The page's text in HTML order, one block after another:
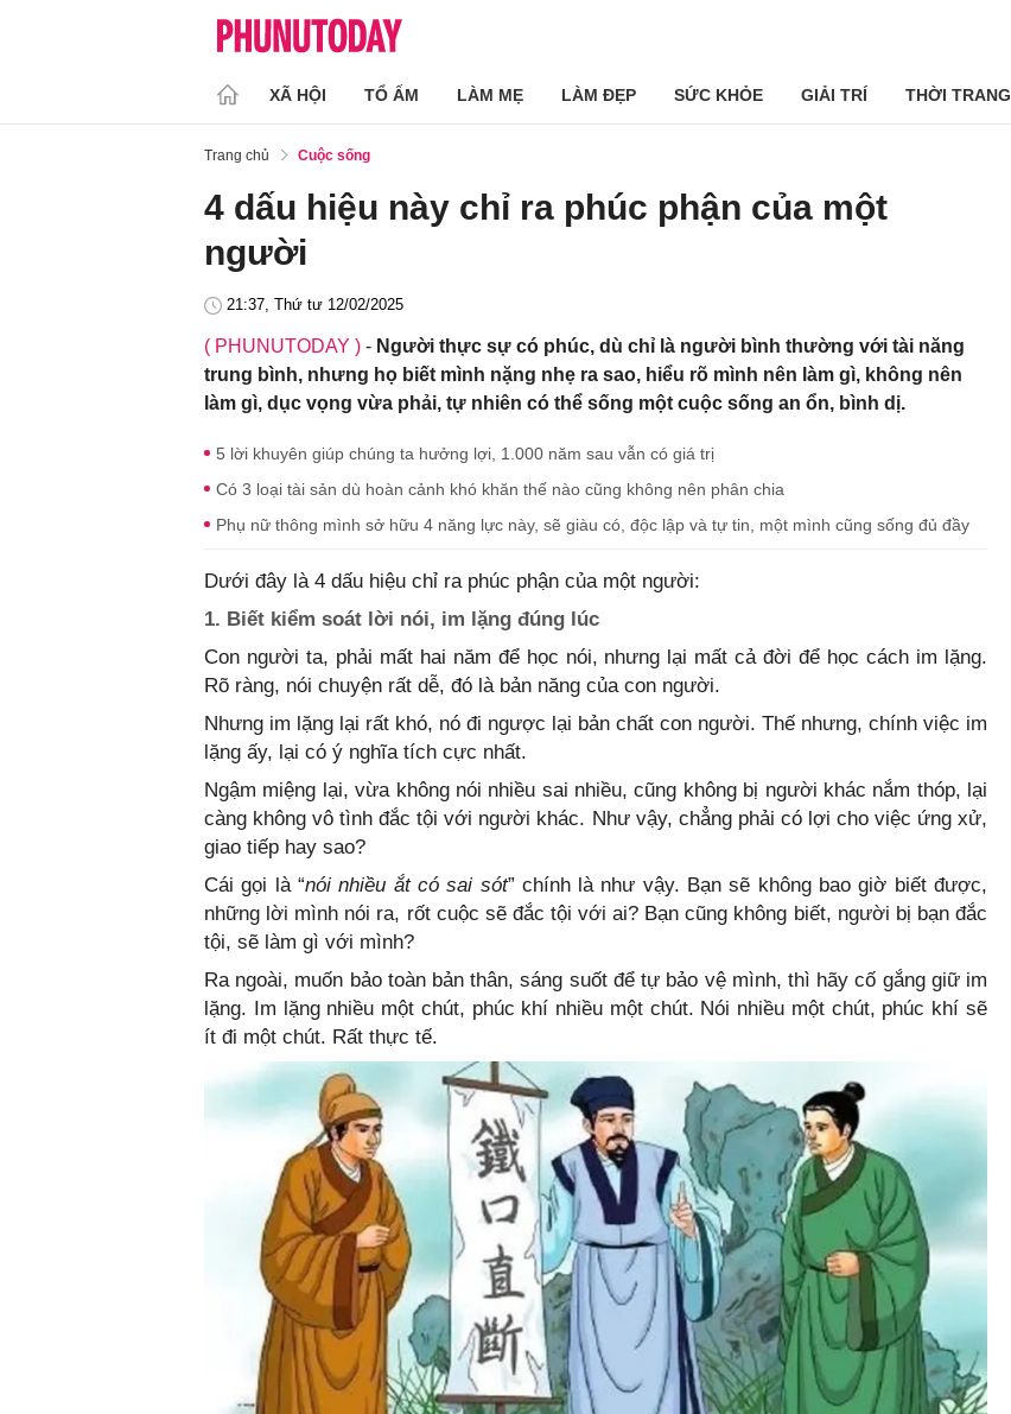
XÃ HỘI TỔ ẤM LÀM MẸ LÀM ĐẸP SỨC KHỎE GIẢI TRÍ THỜI TRANG
Trang chủ Cuộc sống
4 dấu hiệu này chỉ ra phúc phận của một
người
21:37, Thứ tư 12/02/2025
( PHUNUTODAY ) - Người thực sự có phúc, dù chỉ là người bình thường với tài năng
trung bình, nhưng họ biết mình nặng nhẹ ra sao, hiểu rõ mình nên làm gì, không nên
làm gì, dục vọng vừa phải, tự nhiên có thể sống một cuộc sống an ổn, bình dị.
5 lời khuyên giúp chúng ta hưởng lợi, 1.000 năm sau vẫn có giá trị
Có 3 loại tài sản dù hoàn cảnh khó khăn thế nào cũng không nên phân chia
Phụ nữ thông mình sở hữu 4 năng lực này, sẽ giàu có, độc lập và tự tin, một mình cũng sống đủ đầy
Dưới đây là 4 dấu hiệu chỉ ra phúc phận của một người:
1. Biết kiểm soát lời nói, im lặng đúng lúc
Con người ta, phải mất hai năm để học nói, nhưng lại mất cả đời để học cách im lặng.
Rõ ràng, nói chuyện rất dễ, đó là bản năng của con người.
Nhưng im lặng lại rất khó, nó đi ngược lại bản chất con người. Thế nhưng, chính việc im
lặng ấy, lại có ý nghĩa tích cực nhất.
Ngậm miệng lại, vừa không nói nhiều sai nhiều, cũng không bị người khác nắm thóp, lại
càng không vô tình đắc tội với người khác. Như vậy, chẳng phải có lợi cho việc ứng xử,
giao tiếp hay sao?
Cái gọi là “nói nhiều ắt có sai sót” chính là như vậy. Bạn sẽ không bao giờ biết được,
những lời mình nói ra, rốt cuộc sẽ đắc tội với ai? Bạn cũng không biết, người bị bạn đắc
tội, sẽ làm gì với mình?
Ra ngoài, muốn bảo toàn bản thân, sáng suốt để tự bảo vệ mình, thì hãy cố gắng giữ im
lặng. Im lặng nhiều một chút, phúc khí nhiều một chút. Nói nhiều một chút, phúc khí sẽ
ít đi một chút. Rất thực tế.